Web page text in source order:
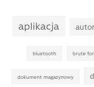
aplikacja
bluetooth brute
dokument magazynowy